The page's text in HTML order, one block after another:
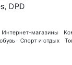
DPD
Интернет-магазины
Спорт и отдых